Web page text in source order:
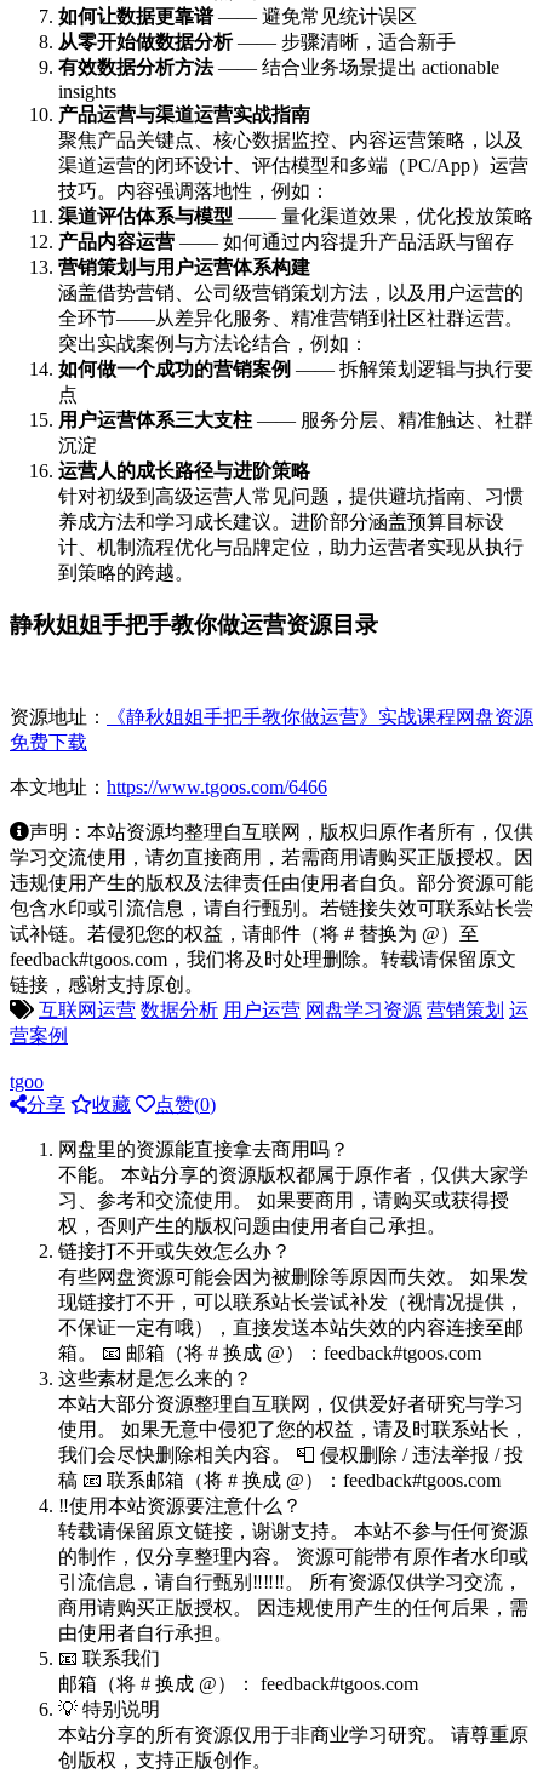
如何让数据更靠谱—— 避免常见统计误区
从零开始做数据分析—— 步骤清晰，适合新手
有效数据分析方法—— 结合业务场景提出 actionable
insights
产品运营与渠道运营实战指南
聚焦产品关键点、核心数据监控、内容运营策略，以及
渠道运营的闭环设计、评估模型和多端（PC/App）运营
技巧。内容强调落地性，例如：
渠道评估体系与模型 —— 量化渠道效果，优化投放策略
产品内容运营 —— 如何通过内容提升产品活跃与留存
营销策划与用户运营体系构建
涵盖借势营销、公司级营销策划方法，以及用户运营的
全环节——从差异化服务、精准营销到社区社群运营。
突出实战案例与方法论结合，例如：
如何做一个成功的营销案例 —— 拆解策划逻辑与执行要
点
用户运营体系三大支柱 —— 服务分层、精准触达、社群
沉淀
运营人的成长路径与进阶策略
针对初级到高级运营人常见问题，提供避坑指南、习惯
养成方法和学习成长建议。进阶部分涵盖预算目标设
计、机制流程优化与品牌定位，助力运营者实现从执行
到策略的跨越。
静秋姐姐手把手教你做运营资源目录
资源地址：
《静秋姐姐手把手教你做运营》实战课程网盘资源
免费下载
本文地址： https://www.tgoos.com/6466
声明：本站资源均整理自互联网，版权归原作者所有，仅供
学习交流使用，请勿直接商用，若需商用请购买正版授权。因
违规使用产生的版权及法律责任由使用者自负。部分资源可能
包含水印或引流信息，请自行甄别。若链接失效可联系站长尝
试补链。若侵犯您的权益，请邮件（将 # 替换为 @）至
feedback#tgoos.com，我们将及时处理删除。转载请保留原文
链接，感谢支持原创。
互联网运营 数据分析 用户运营 网盘学习资源 营销策划 运
营案例
tgoo
分享
收藏 点赞(0)
网盘里的资源能直接拿去商用吗？
不能。 本站分享的资源版权都属于原作者，仅供大家学
习、参考和交流使用。 如果要商用，请购买或获得授
权，否则产生的版权问题由使用者自己承担。
链接打不开或失效怎么办？
有些网盘资源可能会因为被删除等原因而失效。 如果发
现链接打不开，可以联系站长尝试补发（视情况提供，
不保证一定有哦），直接发送本站失效的内容连接至邮
箱。 📧 邮箱（将 # 换成 @）：feedback#tgoos.com
这些素材是怎么来的？
本站大部分资源整理自互联网，仅供爱好者研究与学习
使用。 如果无意中侵犯了您的权益，请及时联系站长，
我们会尽快删除相关内容。 📮 侵权删除 / 违法举报 / 投
稿 📧 联系邮箱（将 # 换成 @）：feedback#tgoos.com
‼️使用本站资源要注意什么？
转载请保留原文链接，谢谢支持。 本站不参与任何资源
的制作，仅分享整理内容。 资源可能带有原作者水印或
引流信息，请自行甄别‼️‼️‼️。 所有资源仅供学习交流，
商用请购买正版授权。 因违规使用产生的任何后果，需
由使用者自行承担。
📧 联系我们
邮箱（将 # 换成 @）： feedback#tgoos.com
💡 特别说明
本站分享的所有资源仅用于非商业学习研究。 请尊重原
创版权，支持正版创作。